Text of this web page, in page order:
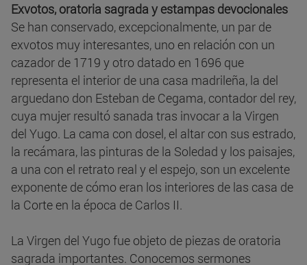
Exvotos, oratoria sagrada y estampas devocionales
Se han conservado, excepcionalmente, un par de
exvotos muy interesantes, uno en relación con un
cazador de 1719 y otro datado en 1696 que
representa el interior de una casa madrileña, la del
arguedano don Esteban de Cegama, contador del rey,
cuya mujer resultó sanada tras invocar a la Virgen
del Yugo. La cama con dosel, el altar con sus estrado,
la recámara, las pinturas de la Soledad y los paisajes,
a una con el retrato real y el espejo, son un excelente
exponente de cómo eran los interiores de las casa de
la Corte en la época de Carlos II.
La Virgen del Yugo fue objeto de piezas de oratoria
sagrada importantes. Conocemos sermones